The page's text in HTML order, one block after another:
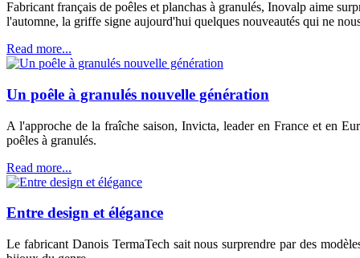
Fabricant français de poêles et planchas à granulés, Inovalp aime
l'automne, la griffe signe aujourd'hui quelques nouveautés qui ne
Read more...
Un poêle à granulés nouvelle génération
A l'approche de la fraîche saison, Invicta, leader en France et en
poêles à granulés.
Read more...
Entre design et élégance
Le fabricant Danois TermaTech sait nous surprendre par des